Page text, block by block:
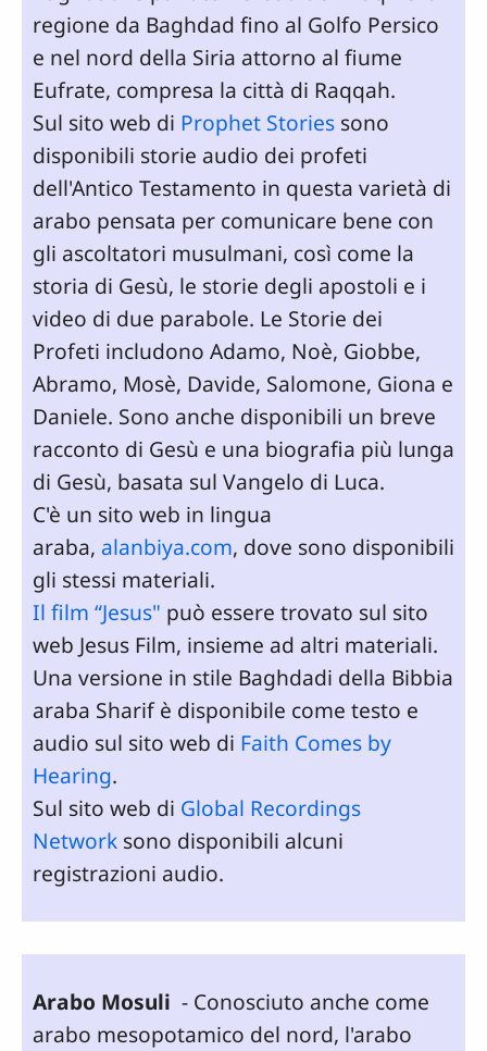
regione da Baghdad fino al Golfo Persico
e nel nord della Siria attorno al fiume
Eufrate, compresa la città di Raqqah.
Sul sito web di Prophet Stories sono
disponibili storie audio dei profeti
dell'Antico Testamento in questa varietà di
arabo pensata per comunicare bene con
gli ascoltatori musulmani, così come la
storia di Gesù, le storie degli apostoli e i
video di due parabole. Le Storie dei
Profeti includono Adamo, Noè, Giobbe,
Abramo, Mosè, Davide, Salomone, Giona e
Daniele. Sono anche disponibili un breve
racconto di Gesù e una biografia più lunga
di Gesù, basata sul Vangelo di Luca.
C'è un sito web in lingua
araba, alanbiya.com, dove sono disponibili
gli stessi materiali.
Il film “Jesus" può essere trovato sul sito
web Jesus Film, insieme ad altri materiali.
Una versione in stile Baghdadi della Bibbia
araba Sharif è disponibile come testo e
audio sul sito web di Faith Comes by
Hearing.
Sul sito web di Global Recordings
Network sono disponibili alcuni
registrazioni audio.
Arabo Mosuli - Conosciuto anche come
arabo mesopotamico del nord, l'arabo